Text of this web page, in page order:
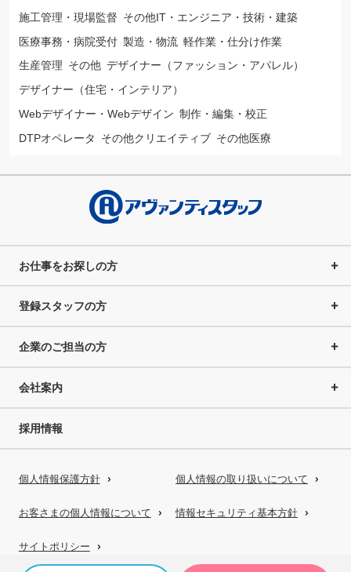
施工管理・現場監督 その他IT・エンジニア・技術・建築
医療事務・病院受付 製造・物流 軽作業・仕分け作業
生産管理 その他 デザイナー（ファッション・アパレル）
デザイナー（住宅・インテリア）
Webデザイナー・Webデザイン 制作・編集・校正
DTPオペレータ
その他クリエイティブ その他医療
お仕事をお探しの方
登録スタッフの方
企業のご担当の方
会社案内
採用情報
個人情報保護方針 個人情報の取り扱いについて
お客さまの個人情報について 情報セキュリティ基本方針
サイトポリシー